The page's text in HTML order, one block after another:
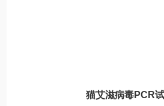
猫艾滋病毒PCR